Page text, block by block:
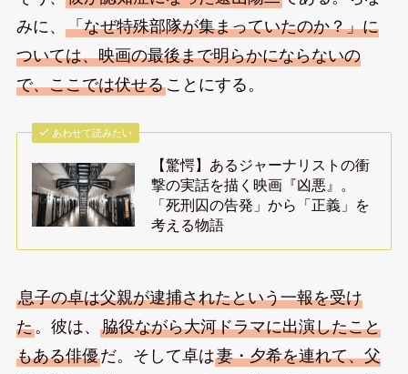
みに、 「なぜ特殊部隊が集まっていたのか？」に
ついては、映画の最後まで明らかにならないの
で、ここでは伏せることにする。
あわせて読みたい
【驚愕】あるジャーナリストの衝
撃の実話を描く映画『凶悪』。
「死刑囚の告発」から「正義」を
考える物語
息子の卓は父親が逮捕されたという一報を受け
た。彼は、 脇役ながら大河ドラマに出演したこと
もある俳優だ。そして卓は妻・夕希を連れて、父